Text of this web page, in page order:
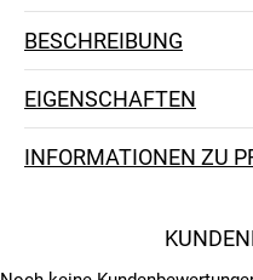
BESCHREIBUNG
EIGENSCHAFTEN
INFORMATIONEN ZU